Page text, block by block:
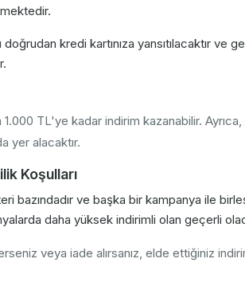
doğrudan kredi kartınıza yansıtılacaktır ve
TL'ye kadar indirim kazanabilir.
yer alacaktır.
Koşulları
bazındadır ve başka bir kampanya ile
daha yüksek indirimli olan geçerli
veya iade alırsanız, elde ettiğiniz